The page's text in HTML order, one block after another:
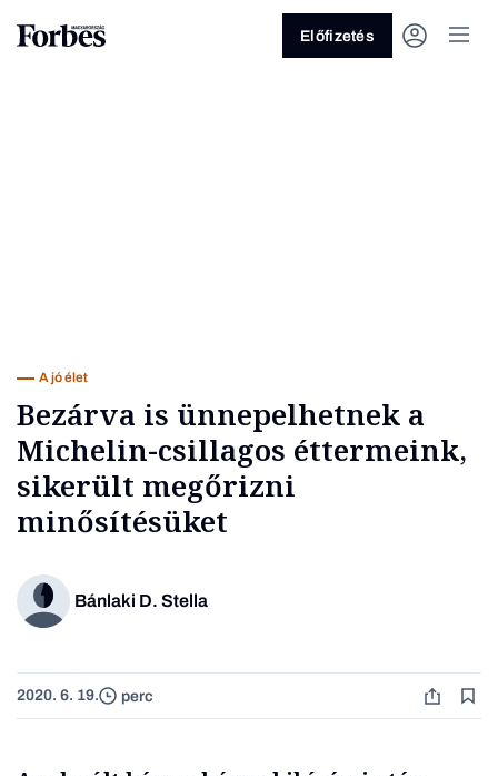
Előfizetés
A jó élet
Bezárva is ünnepelhetnek a
Michelin-csillagos éttermeink,
sikerült megőrizni
minősítésüket
Bánlaki D. Stella
2020. 6. 19. perc